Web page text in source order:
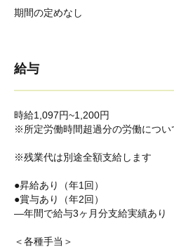
期間の定めなし
給与
時給1,097円~1,200円
※所定労働時間超過分の労働につ
※残業代は別途全額支給します
●昇給あり（年1回）
●賞与あり（年2回）
―年間で給与3ヶ月分支給実績あり
＜各種手当＞